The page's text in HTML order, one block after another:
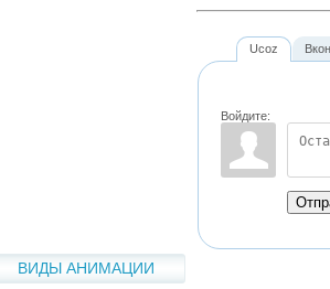
ВИДЫ АНИМАЦИИ
Ucoz
Войдите: